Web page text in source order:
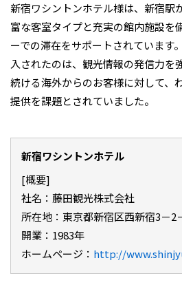
新宿ワシントンホテル様は、新宿駅
富な客室タイプと充実の館内施設を
ーでの滞在をサポートされています
入されたのは、観光情報の発信力を
続ける海外からのお客様に対して、
提供を課題とされていました。
新宿ワシントンホテル
[概要]
社名：藤田観光株式会社
所在地：東京都新宿区西新宿3－2
開業：1983年
ホームページ： http://